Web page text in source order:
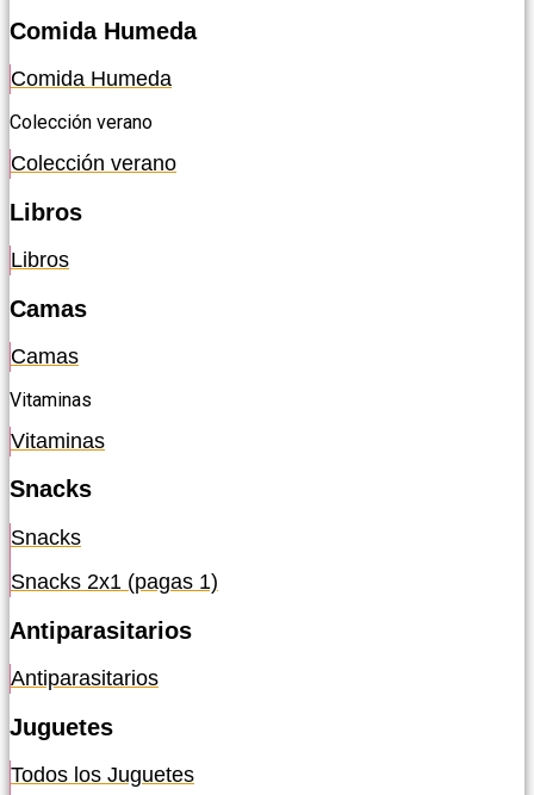
Comida Humeda
Comida Humeda
Colección verano
Colección verano
Libros
Libros
Camas
Camas
Vitaminas
Vitaminas
Snacks
Snacks
Snacks 2x1 (pagas 1)
Antiparasitarios
Antiparasitarios
Juguetes
Todos los Juguetes